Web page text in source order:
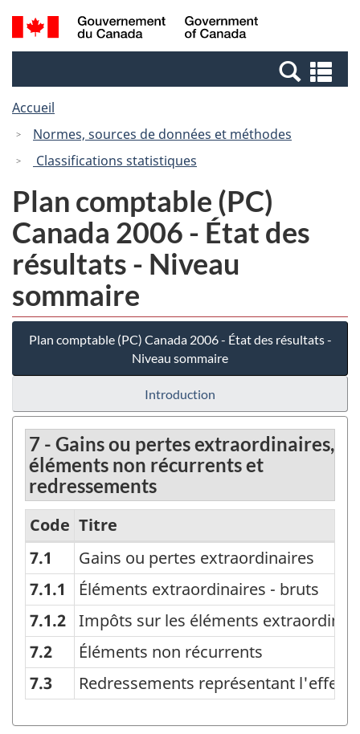
Passer
au
Passer
à
Canada
Recherche
et
et
Accueil
Normes, sources de données et méthodes
Classifications statistiques
Plan comptable (PC)
Canada 2006 - État des
résultats - Niveau
sommaire
Plan comptable (PC) Canada 2006 - État des résultats -
Niveau sommaire
Introduction
7 - Gains ou pertes extraordinaires,
éléments non récurrents et
redressements
Plan
comptable
(PC)
Canada
2006
-
État
Code Titre
7.1
Gains ou pertes extraordinaires
7.1.1
Éléments extraordinaires - bruts
7.1.2 Impôts sur les éléments
7.2
Éléments non récurrents
7.3
Redressements représentant l'effet